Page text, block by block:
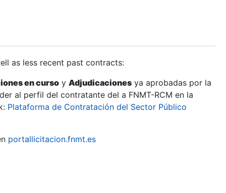
as less recent past contracts:
en curso y Adjudicaciones ya aprobadas por la
al perfil del contratante del a FNMT-RCM en la
Plataforma de Contratación del Sector Público
portallicitacion.fnmt.es